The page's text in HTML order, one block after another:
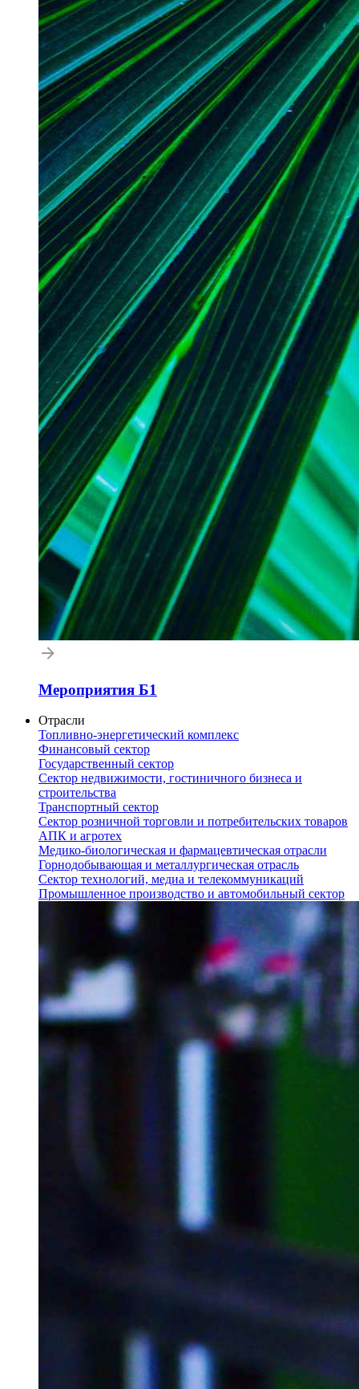
Мероприятия Б1
Отрасли
Топливно-энергетический комплекс
Финансовый сектор
Государственный сектор
Сектор недвижимости, гостиничного бизнеса и
строительства
Транспортный сектор
Сектор розничной торговли и потребительских товаров
АПК и агротех
Медико-биологическая и фармацевтическая отрасли
Горнодобывающая и металлургическая отрасль
Сектор технологий, медиа и телекоммуникаций
Промышленное производство и автомобильный сектор